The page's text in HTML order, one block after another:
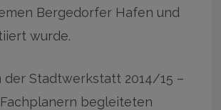
Bergedorfer Hafen und
wurde.
der Stadtwerkstatt 2014/15 –
begleiteten